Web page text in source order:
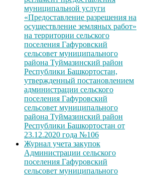
муниципальной услуги
«Предоставление разрешения на
осуществление земляных работ»
на территории сельского
поселения Гафуровский
сельсовет муниципального
района Туймазинский район
Республики Башкортостан,
утвержденный постановлением
администрации сельского
поселения Гафуровский
сельсовет муниципального
района Туймазинский район
Республики Башкортостан от
23.12.2020 года №106
Журнал учета закупок
Администрации сельского
поселения Гафуровский
сельсовет муниципального